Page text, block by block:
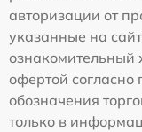
авторизации от
указанные на
ознакомительный
офертой
обозначения
только в